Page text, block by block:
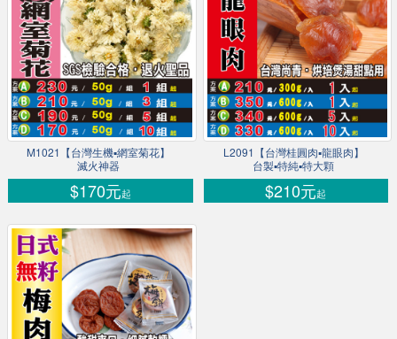
M1021【台灣生機▪網室菊花】
滅火神器
$170元起
L2091【台灣桂圓肉▪龍眼肉】
台製▪特純▪特大顆
$210元起